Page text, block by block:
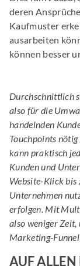
deren
Kaufmuster
ausarbeiten
können besser
Durchschnittlich
also für die
handelnden
Touchpoints
kann praktisch
Kunden und
Website-Klick bis
Unternehmen
erfolgen. Mit
also weniger
Marketing-
AUF